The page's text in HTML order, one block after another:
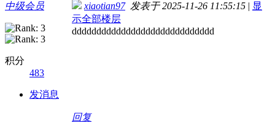
中级会员
积分
483
发消息
xiaotian97发表于 2025-11-26 11:55:15 | 显
示全部楼层
ddddddddddddddddddddddddddddd
回复